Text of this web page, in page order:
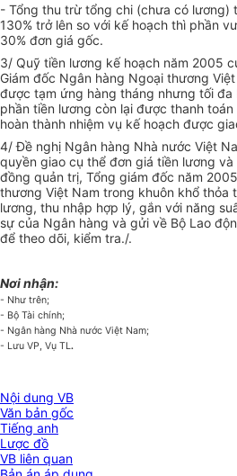
- Tổng thu trừ tổng chi (chưa có
130% trở lên so với kế hoạch thì phần
30% đơn giá gốc.
3/ Quỹ tiền lương kế hoạch năm 2005
Giám đốc Ngân hàng Ngoại thương
được tạm ứng hàng tháng nhưng tối
phần tiền lương còn lại được thanh
hoàn thành nhiệm vụ kế hoạch được
4/ Đề nghị Ngân hàng Nhà nước Việt
quyền giao cụ thể đơn giá tiền lương
đồng quản trị, Tổng giám đốc năm
thương Việt Nam trong khuôn khổ thỏa
lương, thu nhập hợp lý, gắn với năng
sự của Ngân hàng và gửi về Bộ Lao
để theo dõi, kiểm tra./.
Nơi nhận:
- Như trên;
- Bộ Tài chính;
- Ngân hàng Nhà nước Việt Nam;
- Lưu VP, Vụ TL.
Nội dung VB
Văn bản gốc
Tiếng anh
Lược đồ
VB liên quan